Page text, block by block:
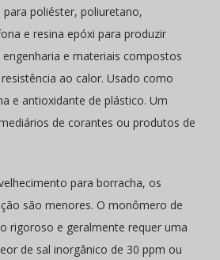
poliéster, poliuretano,
e resina epóxi para produzir
e materiais compostos
ao calor. Usado como
e antioxidante de plástico. Um
de corantes ou produtos de
para borracha, os
são menores. O monômero de
rigoroso e geralmente requer uma
de sal inorgânico de 30 ppm ou